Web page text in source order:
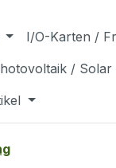
I/O-Karten /
/ Solar